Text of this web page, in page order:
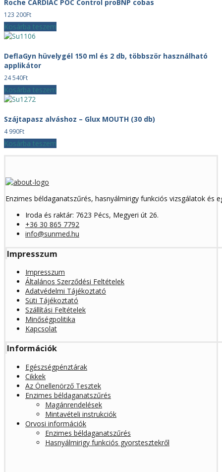
Roche CARDIAC POC Control proBNP cobas
123 200Ft
Kosárba teszem
DeflaGyn hüvelygél 150 ml és 2 db, többször használható
applikátor
24 540Ft
Kosárba teszem
Szájtapasz alváshoz – Glux MOUTH (30 db)
4 990Ft
Kosárba teszem
Enzimes béldaganatszűrés, hasnyálmirigy funkciós vizsgálatok és
Iroda és raktár: 7623 Pécs, Megyeri út 26.
+36 30 865 7792
info@sunmed.hu
Impresszum
Impresszum
Általános Szerződési Feltételek
Adatvédelmi Tájékoztató
Süti Tájékoztató
Szállítási Feltételek
Minőségpolitika
Kapcsolat
Információk
Egészségpénztárak
Cikkek
Az Önellenörző Tesztek
Enzimes béldaganatszűrés
Magánrendelések
Mintavételi instrukciók
Orvosi információk
Enzimes béldaganatszűrés
Hasnyálmirigy funkciós gyorstesztekről